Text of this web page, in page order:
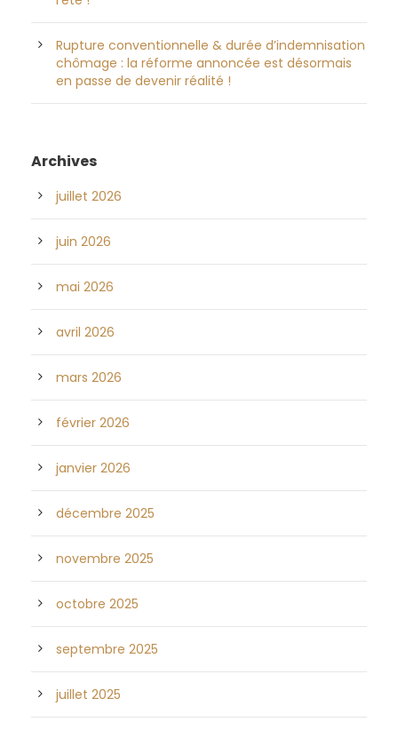
Rupture conventionnelle & durée d’indemnisation
chômage : la réforme annoncée est désormais
en passe de devenir réalité !
Archives
juillet 2026
juin 2026
mai 2026
avril 2026
mars 2026
février 2026
janvier 2026
décembre 2025
novembre 2025
octobre 2025
septembre 2025
juillet 2025